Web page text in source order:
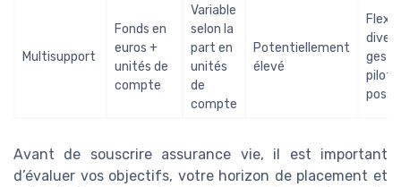
Multisupport
Fonds en
euros +
unités de
compte
Variable
selon la
part en
unités
de
compte
Potentiellement
élevé
Avant de souscrire assurance vie, il est important
d’évaluer vos objectifs, votre horizon de placement et